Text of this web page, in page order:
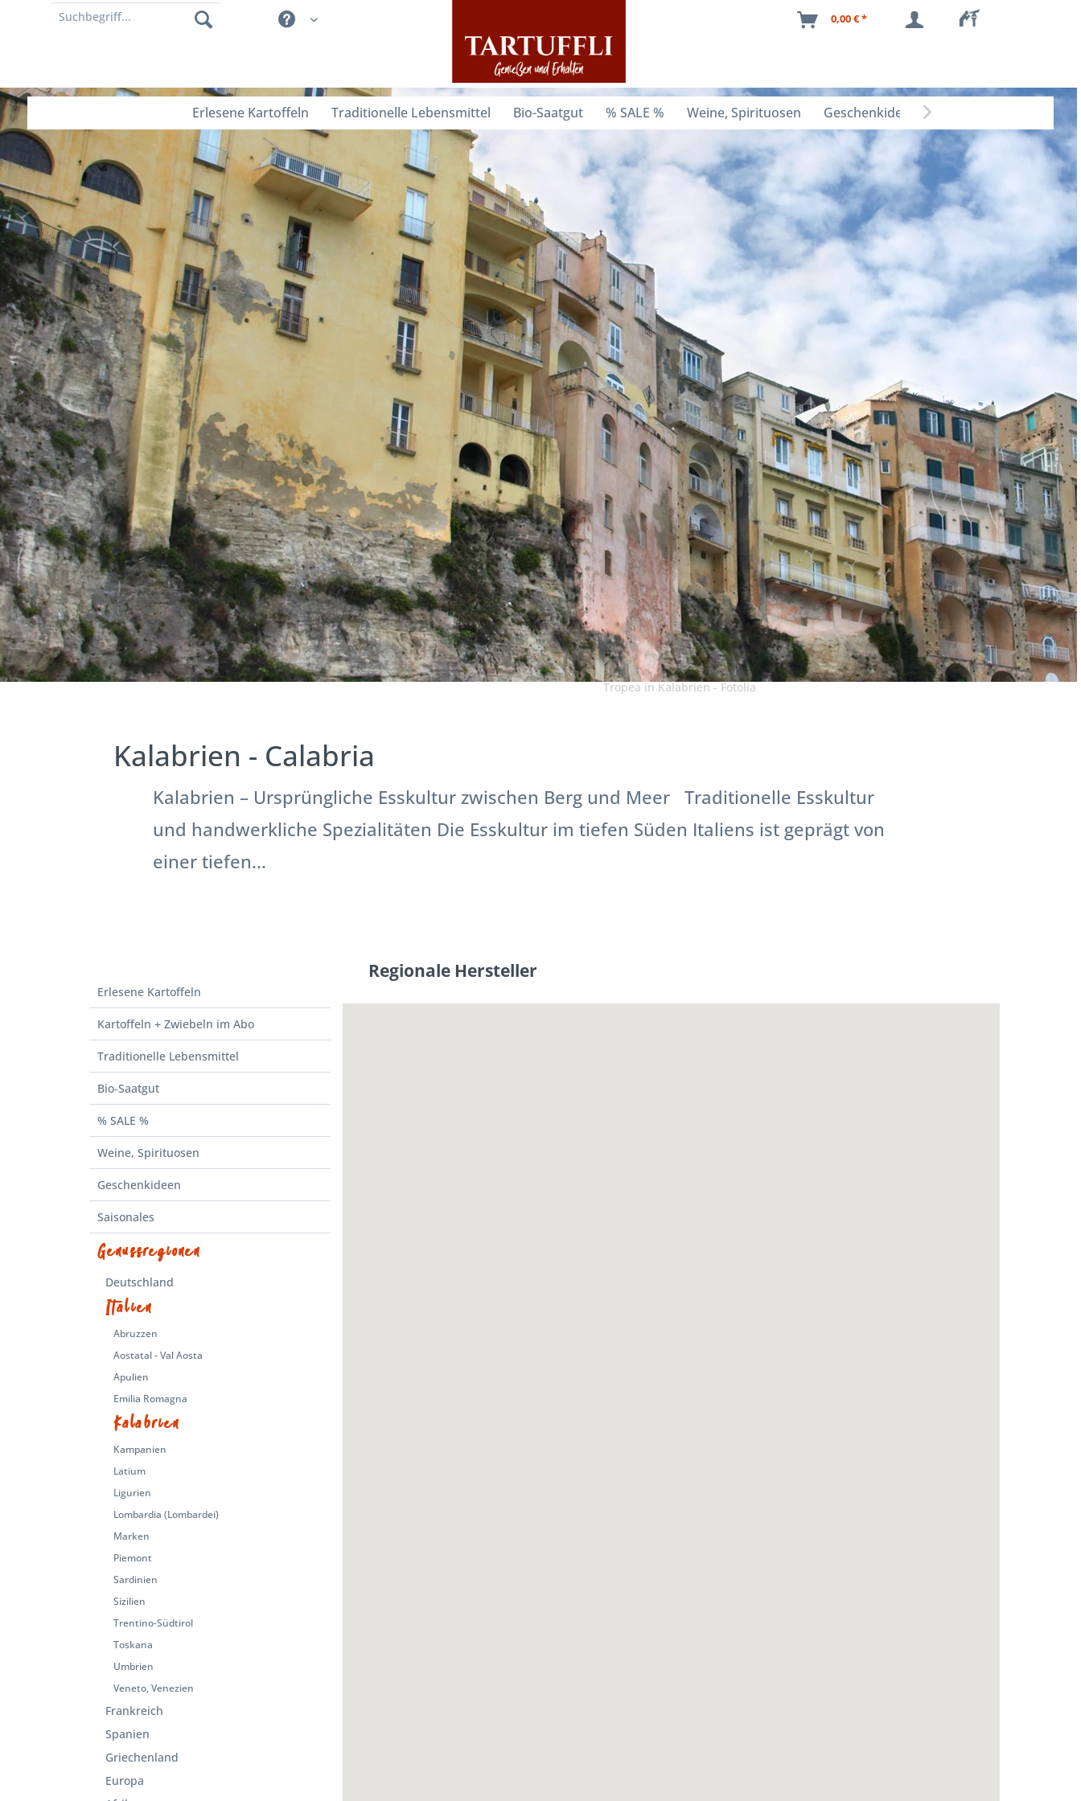
0,00 € *
Erlesene Kartoffeln Traditionelle Lebensmittel Bio-Saatgut % SALE % Weine, Spirituosen Geschenkideen 
Tropea in Kalabrien - Fotolia
Kalabrien - Calabria
Kalabrien – Ursprüngliche Esskultur zwischen Berg und Meer Traditionelle Esskultur
und handwerkliche Spezialitäten Die Esskultur im tiefen Süden Italiens ist geprägt von
einer tiefen...
Erlesene Kartoffeln
Kartoffeln + Zwiebeln im Abo
Traditionelle Lebensmittel
Bio-Saatgut
% SALE %
Weine, Spirituosen
Geschenkideen
Saisonales
Genussregionen
Deutschland
Italien
Abruzzen
Aostatal - Val Aosta
Apulien
Emilia Romagna
Kalabrien
Kampanien
Latium
Ligurien
Lombardia (Lombardei)
Marken
Piemont
Sardinien
Sizilien
Trentino-Südtirol
Toskana
Umbrien
Veneto, Venezien
Frankreich
Spanien
Griechenland
Europa
Regionale Hersteller